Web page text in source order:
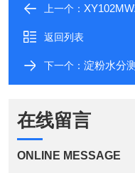
上一个：
返回列表
下一个： 淀粉水分
在线留言
ONLINE MESSAGE